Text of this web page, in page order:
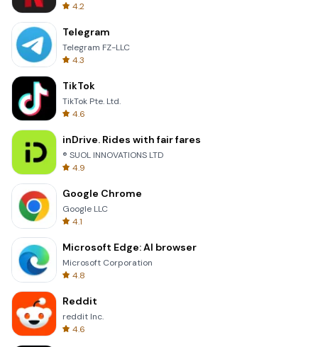
4.2
Telegram
Telegram FZ-LLC
4.3
TikTok
TikTok Pte. Ltd.
4.6
inDrive. Rides with fair fares
® SUOL INNOVATIONS LTD
4.9
Google Chrome
Google LLC
4.1
Microsoft Edge: AI browser
Microsoft Corporation
4.8
Reddit
reddit Inc.
4.6